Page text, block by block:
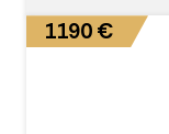
1190 €